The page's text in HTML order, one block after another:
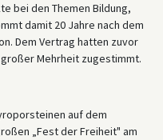
bei den Themen Bildung,
damit 20 Jahre nach dem
Dem Vertrag hatten zuvor
Mehrheit zugestimmt.
auf dem
„Fest der Freiheit" am